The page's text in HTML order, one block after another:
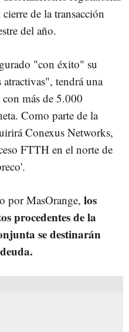
de la transacción
del año.
"con éxito" su
tendrá una
más de 5.000
Como parte de la
Conexus Networks,
FTTH en el norte de
por MasOrange, los
procedentes de la
se destinarán